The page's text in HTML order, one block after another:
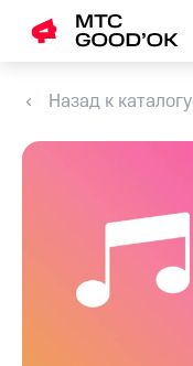
Назад к каталогу